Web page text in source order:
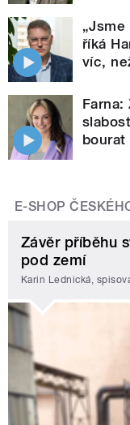
říká
víc,
Farna:
bourat
E-SHOP
Závěr příběhu
pod zemí
Karin Lednická,